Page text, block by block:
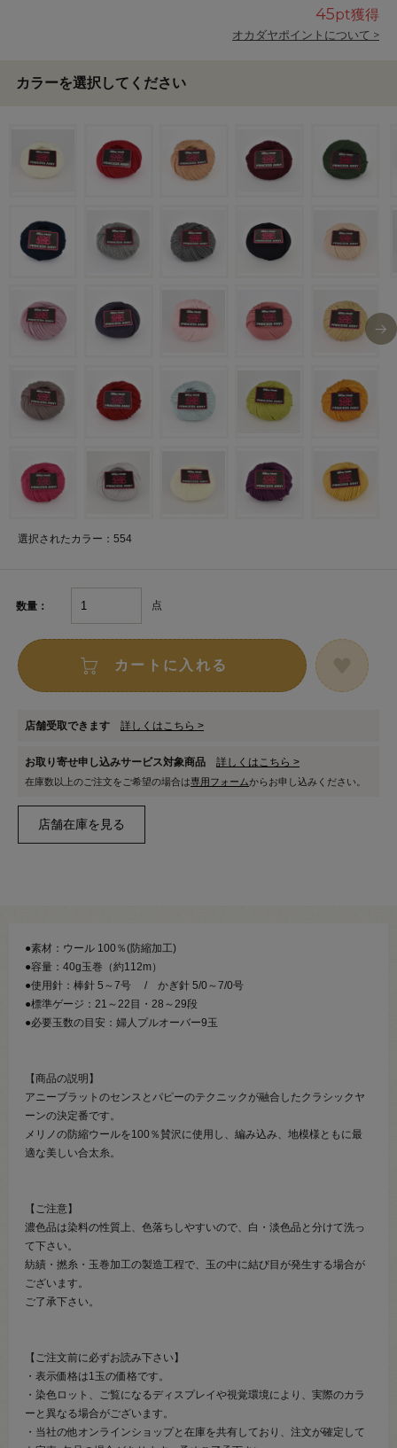
45pt獲得
オカダヤポイントについて >
カラーを選択してください
選択されたカラー：554
数量： 点
カートに入れる
店舗受取できます 詳しくはこちら >
お取り寄せ申し込みサービス対象商品 詳しくはこちら >
在庫数以上のご注文をご希望の場合は専用フォームからお申し込みください。
●素材：ウール 100％(防縮加工)
●容量：40g玉巻（約112m）
●使用針：棒針 5～7号 / かぎ針 5/0～7/0号
●標準ゲージ：21～22目・28～29段
●必要玉数の目安：婦人プルオーバー9玉
【商品の説明】
アニーブラットのセンスとパピーのテクニックが融合したクラシックヤ
ーンの決定番です。
メリノの防縮ウールを100％賛沢に使用し、編み込み、地模様ともに最
適な美しい合太糸。
【ご注意】
濃色品は染料の性質上、色落ちしやすいので、白・淡色品と分けて洗っ
て下さい。
紡績・撚糸・玉巻加工の製造工程で、玉の中に結び目が発生する場合が
ございます。
ご了承下さい。
【ご注文前に必ずお読み下さい】
・表示価格は1玉の価格です。
・染色ロット、ご覧になるディスプレイや視覚環境により、実際のカラ
ーと異なる場合がございます。
・当社の他オンラインショップと在庫を共有しており、注文が確定して